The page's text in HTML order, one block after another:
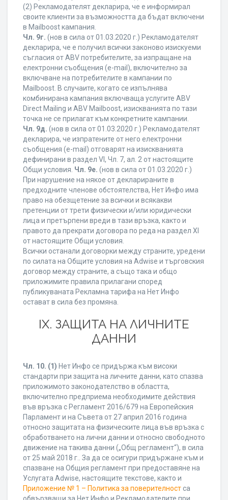
(2) Рекламодателят декларира, че е информирал
своите клиенти за възможността да бъдат включени
в Mailboost кампания.
Чл. 9г. (нов в сила от 01.03.2020 г.) Рекламодателят
декларира, че е получил всички законово изискуеми
съгласия от ABV потребителите, за изпращане на
електронни съобщения (e-mail), включително за
включване на потребителите в кампании по
Mailboost. В случаите, когато се изпълнява
комбинирана кампания включваща услугите ABV
Direct Mailing и ABV Mailboost, изискванията по тази
точка не се прилагат към конкретните кампании.
Чл. 9д. (нов в сила от 01.03.2020 г.) Рекламодателят
декларира, че изпратените от него електронни
съобщения (e-mail) отговарят на изискванията
дефинирани в раздел VI, Чл. 7, ал. 2 от настоящите
Общи условия. Чл. 9е. (нов в сила от 01.03.2020 г.)
При нарушение на някое от декларираните в
предходните членове обстоятелства, Нет Инфо има
право на обезщетение за всички и всякакви
претенции от трети физически и/или юридически
лица и претърпени вреди в тази връзка, както и
правото да прекрати договора по реда на раздел XI
от настоящите Общи условия.
Всички останали договорки между страните, уредени
по силата на Общите условия на Adwise и търговския
договор между страните, а също така и общо
приложимите правила прилагани според
публикуваната Рекламна тарифа на Нет Инфо
остават в сила без промяна.
IХ. ЗАЩИТА НА ЛИЧНИТЕ
ДАННИ
Чл. 10. (1) Нет Инфо се придържа към високи
стандарти при защита на личните данни, като спазва
приложимото законодателство в областта,
включително предприема необходимите действия
във връзка с Регламент 2016/679 на Европейския
Парламент и на Съвета от 27 април 2016 година
относно защитата на физическите лица във връзка с
обработването на лични данни и относно свободното
движение на такива данни („Общ регламент“), в сила
от 25 май 2018 г.. За да се осигури придържане към и
спазване на Общия регламент при предоставяне на
Услугата Adwise, настоящите текстове, както и
Приложение № 1 – Политика за поверителностса